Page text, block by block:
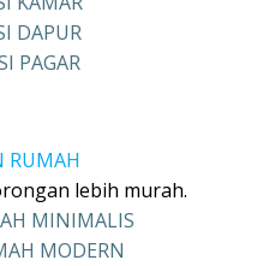
DAPUR
PAGAR
RUMAH
lebih murah.
MINIMALIS
MODERN